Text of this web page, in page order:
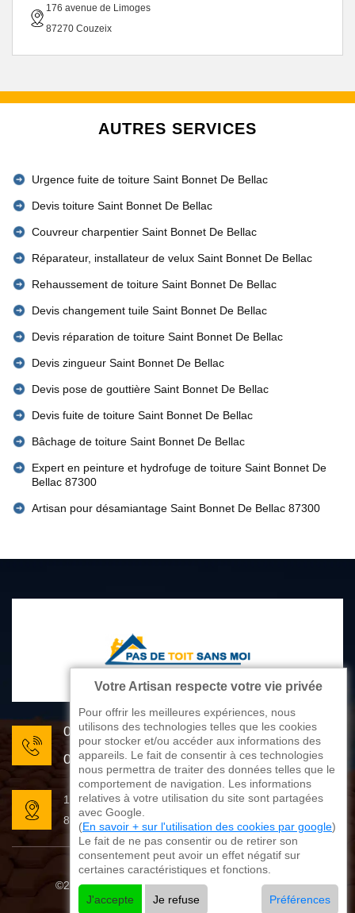
176 avenue de Limoges
87270 Couzeix
AUTRES SERVICES
Urgence fuite de toiture Saint Bonnet De Bellac
Devis toiture Saint Bonnet De Bellac
Couvreur charpentier Saint Bonnet De Bellac
Réparateur, installateur de velux Saint Bonnet De Bellac
Rehaussement de toiture Saint Bonnet De Bellac
Devis changement tuile Saint Bonnet De Bellac
Devis réparation de toiture Saint Bonnet De Bellac
Devis zingueur Saint Bonnet De Bellac
Devis pose de gouttière Saint Bonnet De Bellac
Devis fuite de toiture Saint Bonnet De Bellac
Bâchage de toiture Saint Bonnet De Bellac
Expert en peinture et hydrofuge de toiture Saint Bonnet De
Bellac 87300
Artisan pour désamiantage Saint Bonnet De Bellac 87300
05 33 06 22 81
07 80 33 28 62
176 avenue de Limoges
87270 Couzeix
©2025 - 2026 Tout droit réservé Mentions légales
Votre Artisan respecte votre vie privée
Pour offrir les meilleures expériences, nous
utilisons des technologies telles que les cookies
pour stocker et/ou accéder aux informations des
appareils. Le fait de consentir à ces technologies
nous permettra de traiter des données telles que le
comportement de navigation. Les informations
relatives à votre utilisation du site sont partagées
avec Google.
(En savoir + sur l'utilisation des cookies par google)
Le fait de ne pas consentir ou de retirer son
consentement peut avoir un effet négatif sur
certaines caractéristiques et fonctions.
J'accepte Je refuse Préférences